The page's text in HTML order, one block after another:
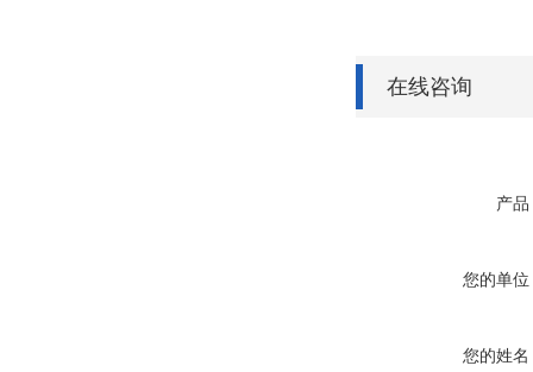
在线咨询
产品
您的单位
您的姓名